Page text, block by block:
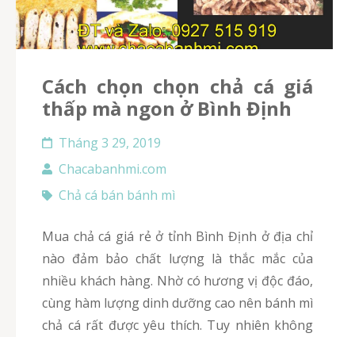
Cách chọn chọn chả cá giá
thấp mà ngon ở Bình Định
Tháng 3 29, 2019
Chacabanhmi.com
Chả cá bán bánh mì
Mua chả cá giá rẻ ở tỉnh Bình Định ở địa chỉ
nào đảm bảo chất lượng là thắc mắc của
nhiều khách hàng. Nhờ có hương vị độc đáo,
cùng hàm lượng dinh dưỡng cao nên bánh mì
chả cá rất được yêu thích. Tuy nhiên không